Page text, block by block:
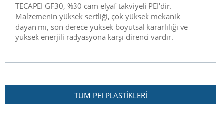
TECAPEI GF30, %30 cam elyaf takviyeli PEI'dir.
Malzemenin yüksek sertliği, çok yüksek mekanik
dayanımı, son derece yüksek boyutsal kararlılığı ve
yüksek enerjili radyasyona karşı direnci vardır.
TÜM PEI PLASTİKLERİ